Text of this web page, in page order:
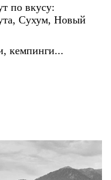
по вкусу:
Сухум, Новый
кемпинги...